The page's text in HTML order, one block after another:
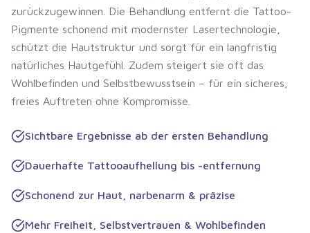
zurückzugewinnen. Die Behandlung entfernt die Tattoo-
Pigmente schonend mit modernster Lasertechnologie,
schützt die Hautstruktur und sorgt für ein langfristig
natürliches Hautgefühl. Zudem steigert sie oft das
Wohlbefinden und Selbstbewusstsein – für ein sicheres,
freies Auftreten ohne Kompromisse.
Sichtbare Ergebnisse ab der ersten Behandlung
Dauerhafte Tattooaufhellung bis -entfernung
Schonend zur Haut, narbenarm & präzise
Mehr Freiheit, Selbstvertrauen & Wohlbefinden